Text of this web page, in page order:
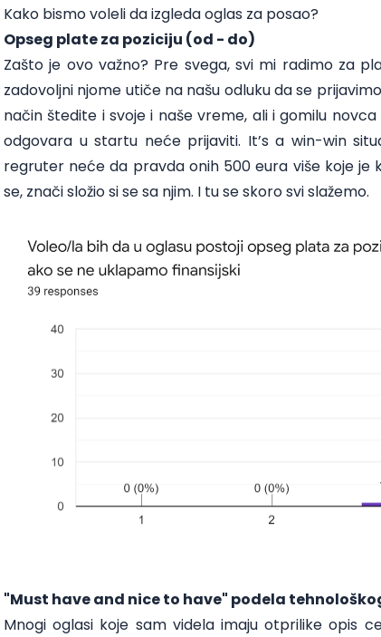
Kako bismo voleli da izgleda oglas za posao?
Opseg plate za poziciju (od - do)
Zašto je ovo važno? Pre svega, svi mi radimo za
zadovoljni njome utiče na našu odluku da se
način štedite i svoje i naše vreme, ali i gomilu
odgovara u startu neće prijaviti. It’s a win-win
regruter neće da pravda onih 500 eura više koje je
se, znači složio si se sa njim. I tu se skoro svi slažemo.
"Must have and nice to have" podela
Mnogi oglasi koje sam videla imaju otprilike opis